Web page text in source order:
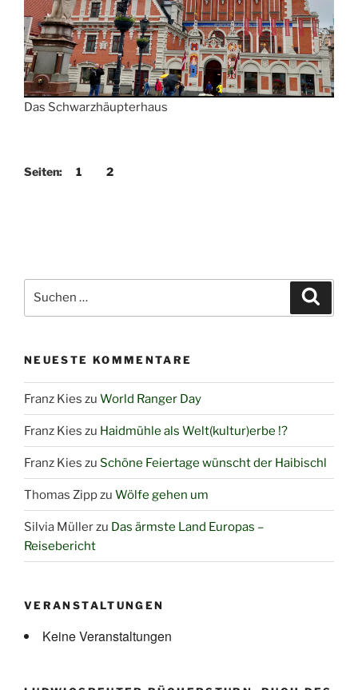
Das Schwarzhäupterhaus
Seiten: 1 2
nach:
NEUESTE KOMMENTARE
Franz Kies zu World Ranger Day
Franz Kies zu Haidmühle als Welt(kultur)erbe !?
Franz Kies zu Schöne Feiertage wünscht der Haibischl
Thomas Zippzu Wölfe gehen um
Silvia Müllerzu Das ärmste Land Europas –
Reisebericht
VERANSTALTUNGEN
Keine Veranstaltungen